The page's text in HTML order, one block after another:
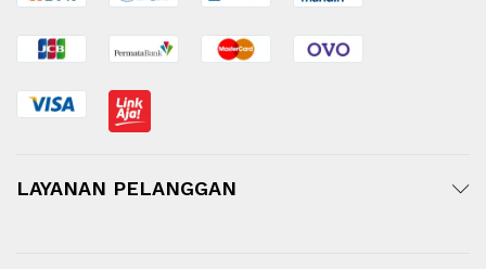
LAYANAN PELANGGAN